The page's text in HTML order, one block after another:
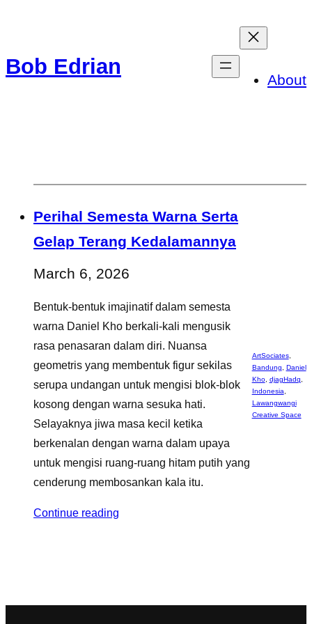
content
Bob Edrian
About
Perihal Semesta Warna Serta
Gelap Terang Kedalamannya
March 6, 2026
Bentuk-bentuk imajinatif dalam semesta
warna Daniel Kho berkali-kali mengusik
rasa penasaran dalam diri. Nuansa
geometris yang membentuk figur sekilas
serupa undangan untuk mengisi blok-blok
kosong dengan warna sesuka hati.
Selayaknya jiwa masa kecil ketika
berkenalan dengan warna dalam upaya
untuk mengisi ruang-ruang hitam putih yang
cenderung membosankan kala itu.
Continue reading
ArtSociates,
Bandung
Daniel
Kho, djagHadq
Indonesia
Lawangwangi
Creative Space